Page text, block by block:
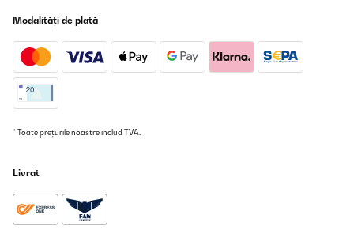
Un très bon rapport qualité prix !!!
Utilisateur d'Amazon
Traducere
rapidement en respectant les consignes, pas d’allume feu liquide.
La température monte vite et se règle avec le tirage . Bons
résultats avec les cuissons basses températures cuisson
Modalități de plată
* Toate prețurile noastre includ TVA.
Livrat